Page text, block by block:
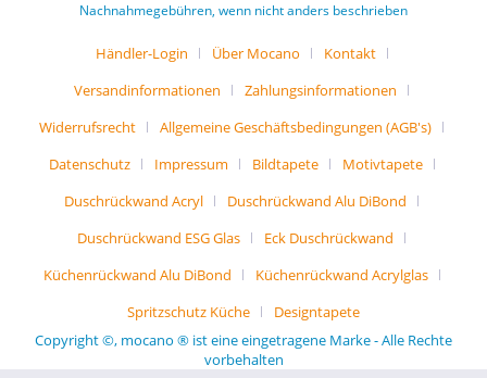
Nachnahmegebühren, wenn nicht anders beschrieben
Händler-Login Über Mocano
Kontakt
Versandinformationen
Zahlungsinformationen
Widerrufsrecht
Allgemeine Geschäftsbedingungen (AGB's)
Datenschutz
Impressum Bildtapete
Motivtapete
Duschrückwand Acryl
Duschrückwand Alu DiBond
Duschrückwand ESG Glas
Eck Duschrückwand
Küchenrückwand Alu DiBond
Küchenrückwand Acrylglas
Spritzschutz Küche
Designtapete
Copyright ©, mocano ® ist eine eingetragene Marke - Alle Rechte
vorbehalten